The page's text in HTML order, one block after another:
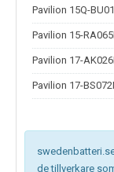
Pavilion 15Q-
Pavilion 15-
Pavilion 17-
Pavilion 17-
de tillverkare